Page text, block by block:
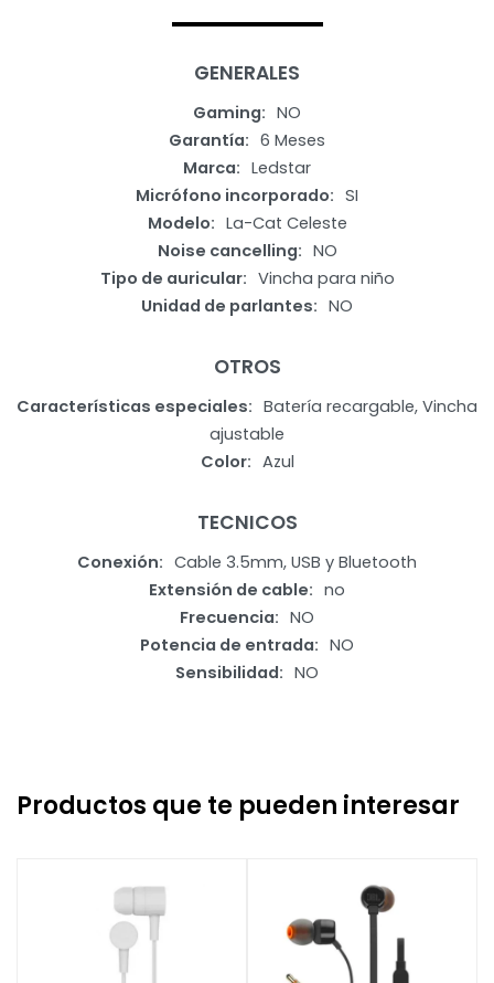
GENERALES
Gaming
NO
Garantía
6 Meses
Marca
Ledstar
Micrófono incorporado
SI
Modelo
La-Cat Celeste
Noise cancelling
NO
Tipo de auricular
Vincha para niño
Unidad de parlantes
NO
OTROS
Características especiales
Batería recargable, Vincha
ajustable
Color
Azul
TECNICOS
Conexión
Cable 3.5mm, USB y Bluetooth
Extensión de cable
no
Frecuencia
NO
Potencia de entrada
NO
Sensibilidad
NO
Productos que te pueden interesar